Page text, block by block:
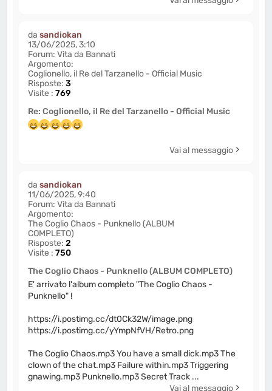
dasandiokan
13/06/2025, 3:10
Forum:Vita da Bannati
Argomento:
Coglionello, il Re del Tarzanello - Official Music
Risposte:3
Visite :769
Re: Coglionello, il Re del Tarzanello - Official Music
Vai al messaggio
dasandiokan
11/06/2025, 9:40
Forum:Vita da Bannati
Argomento:
The Coglio Chaos - Punknello (ALBUM
COMPLETO)
Risposte:2
Visite :750
The Coglio Chaos - Punknello (ALBUM COMPLETO)
E' arrivato l'album completo "The Coglio Chaos -
Punknello" !
https://i.postimg.cc/dt0Ck32W/image.png
https://i.postimg.cc/yYmpNfVH/Retro.png
The Coglio Chaos.mp3 You have a small dick.mp3 The
clown of the chat.mp3 Failure within.mp3 Triggering
gnawing.mp3 Punknello.mp3 Secret Track ...
Vai al messaggio